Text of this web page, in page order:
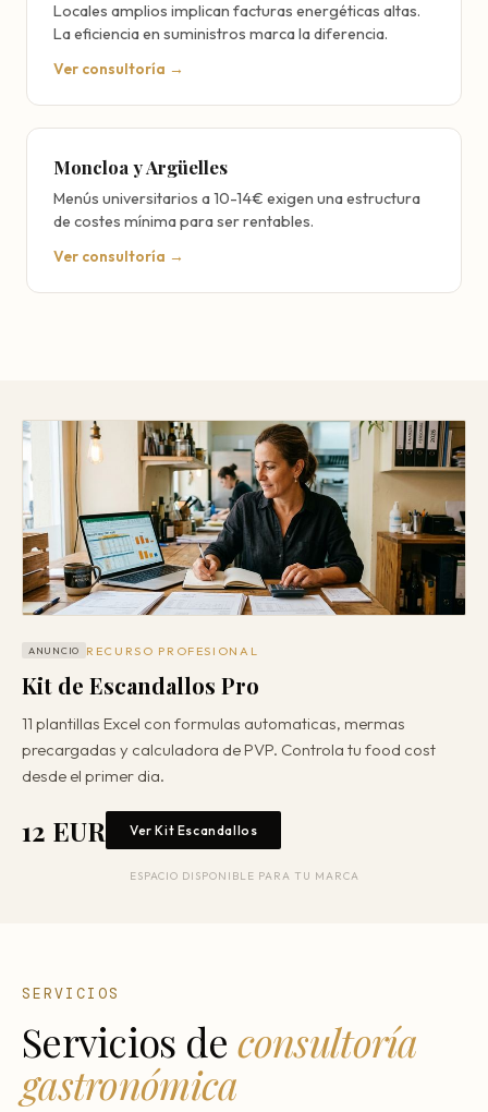
Locales amplios implican facturas energéticas altas.
La eficiencia en suministros marca la diferencia.
Ver consultoría →
Moncloa y Argüelles
Menús universitarios a 10-14€ exigen una estructura
de costes mínima para ser rentables.
Ver consultoría →
ANUNCIO RECURSO PROFESIONAL
Kit de Escandallos Pro
11 plantillas Excel con formulas automaticas, mermas
precargadas y calculadora de PVP. Controla tu food cost
desde el primer dia.
12 EUR Ver Kit Escandallos
ESPACIO DISPONIBLE PARA TU MARCA
SERVICIOS
Servicios de consultoría
gastronómica